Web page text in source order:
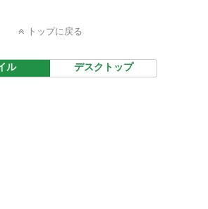
トップに戻る
ル デスクトップ